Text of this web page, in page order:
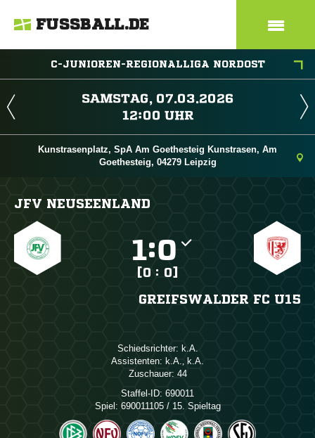
FUSSBALL.DE
C-JUNIOREN-REGIONALLIGA NORDOST
 
 
Kunstrasenplatz, SpA Am Goethesteig Kunstrasen, Am
Goethesteig, 04279 Leipzig
JFV NEUSEENLAND
:
[0 : 0]
GREIFSWALDER FC U15
Schiedsrichter: 
Assistenten: , 
Zuschauer: 44
Staffel-ID: 690011
Spiel: 690011105 / 15. Spieltag